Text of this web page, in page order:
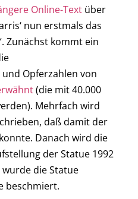
Online-Text über
nun erstmals das
Zunächst kommt ein
Opferzahlen von
(die mit 40.000
Mehrfach wird
daß damit der
Danach wird die
der Statue 1992
die Statue
beschmiert.